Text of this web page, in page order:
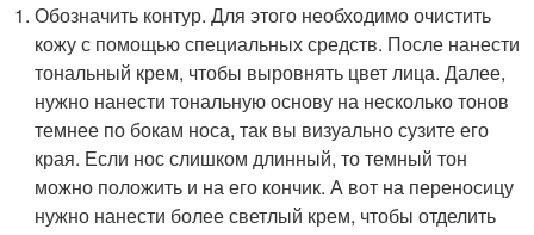
Обозначить контур. Для этого необходимо очистить
кожу с помощью специальных средств. После нанести
тональный крем, чтобы выровнять цвет лица. Далее,
нужно нанести тональную основу на несколько тонов
темнее по бокам носа, так вы визуально сузите его
края. Если нос слишком длинный, то темный тон
можно положить и на его кончик. А вот на переносицу
нужно нанести более светлый крем, чтобы отделить